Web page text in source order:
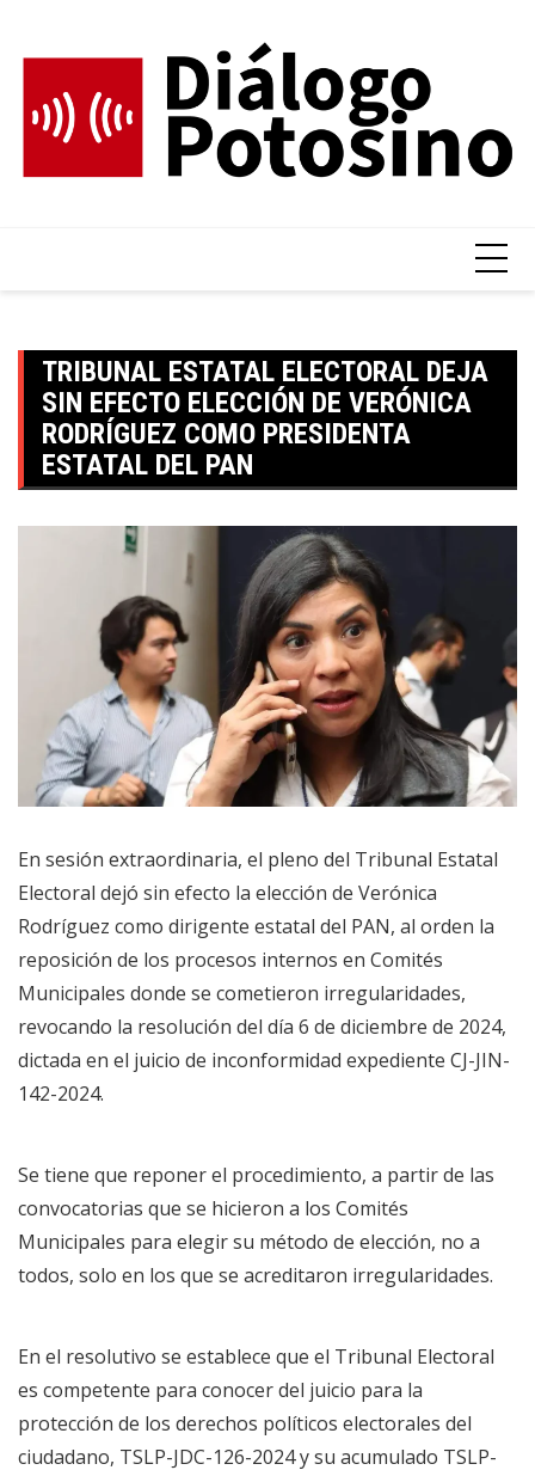
content
TRIBUNAL ESTATAL ELECTORAL DEJA
SIN EFECTO ELECCIÓN DE VERÓNICA
RODRÍGUEZ COMO PRESIDENTA
ESTATAL DEL PAN
En sesión extraordinaria, el pleno del Tribunal Estatal
Electoral dejó sin efecto la elección de Verónica
Rodríguez como dirigente estatal del PAN, al orden la
reposición de los procesos internos en Comités
Municipales donde se cometieron irregularidades,
revocando la resolución del día 6 de diciembre de 2024,
dictada en el juicio de inconformidad expediente CJ-JIN-
142-2024.
Se tiene que reponer el procedimiento, a partir de las
convocatorias que se hicieron a los Comités
Municipales para elegir su método de elección, no a
todos, solo en los que se acreditaron irregularidades.
En el resolutivo se establece que el Tribunal Electoral
es competente para conocer del juicio para la
protección de los derechos políticos electorales del
ciudadano, TSLP-JDC-126-2024 y su acumulado TSLP-